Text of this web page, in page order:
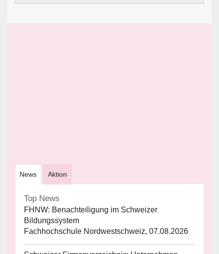
News Aktion
Top News
FHNW: Benachteiligung im Schweizer
Bildungssystem
Fachhochschule Nordwestschweiz, 07.08.2026